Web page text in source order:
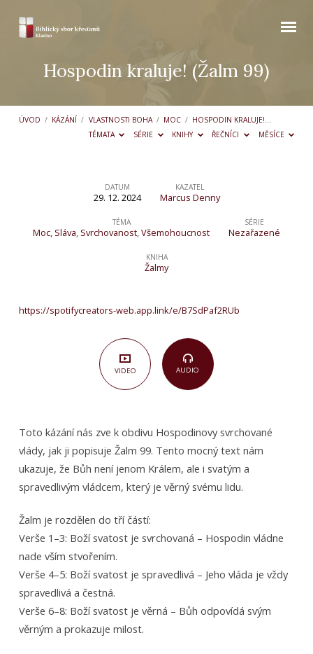
Hospodin kraluje! (Žalm 99)
ÚVOD / KÁZÁNÍ / VLASTNOSTI BOHA / MOC / HOSPODIN KRALUJE!…
TÉMATA
SÉRIE KNIHY ŘEČNÍCI MĚSÍCE
kraluje!
DATUM
29. 12. 2024
KAZATEL
Marcus Denny
TÉMA
Moc, Sláva, Svrchovanost,Všemohoucnost
SÉRIE
Nezařazené
KNIHA
Žalmy
https://spotifycreators-web.app.link/e/B7SdPaf2RUb
VIDEO AUDIO
Toto kázání nás zve k obdivu Hospodinovy svrchované
vlády, jak ji popisuje Žalm 99. Tento mocný text nám
ukazuje, že Bůh není jenom Králem, ale i svatým a
spravedlivým vládcem, který je věrný svému lidu.
Žalm je rozdělen do tří částí:
Verše 1–3: Boží svatost je svrchovaná – Hospodin vládne
nade vším stvořením.
Verše 4–5: Boží svatost je spravedlivá – Jeho vláda je vždy
spravedlivá a čestná.
Verše 6–8: Boží svatost je věrná – Bůh odpovídá svým
věrným a prokazuje milost.